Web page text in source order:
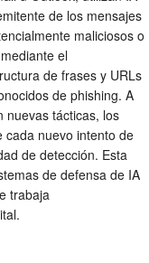
de los mensajes
maliciosos o
el
de frases y URLs
de phishing. A
nuevas tácticas, los
cada nuevo intento de
de detección. Esta
de defensa de IA
trabaja